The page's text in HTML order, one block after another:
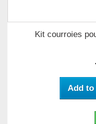
Kit courroies
Add to